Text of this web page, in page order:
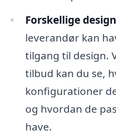
Forskellige
leverandør kan
tilgang til design.
tilbud kan du se,
konfigurationer
og hvordan de
have.